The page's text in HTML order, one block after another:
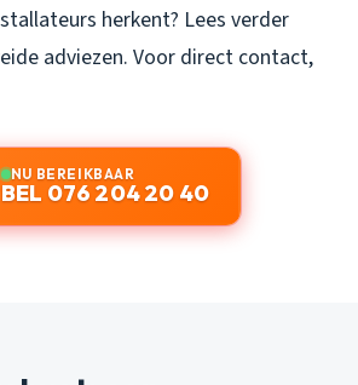
herkent? Lees verder
adviezen. Voor direct contact,
NU BEREIKBAAR
BEL 076 204 20 40